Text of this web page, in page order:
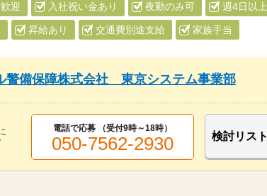
迎 入社祝い金あり 夜勤のみ可 週4日以上
昇給あり 交通費別途支給 家族手当
警備保障株式会社 東京システム事業部
電話で応募 （受付9時～18時）
050-7562-2930 検討リスト